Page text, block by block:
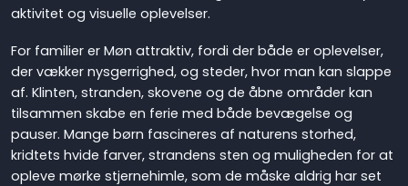
aktivitet og visuelle oplevelser.
For familier er Møn attraktiv, fordi der både er oplevelser,
der vækker nysgerrighed, og steder, hvor man kan slappe
af. Klinten, stranden, skovene og de åbne områder kan
tilsammen skabe en ferie med både bevægelse og
pauser. Mange børn fascineres af naturens storhed,
kridtets hvide farver, strandens sten og muligheden for at
opleve mørke stjernehimle, som de måske aldrig har set